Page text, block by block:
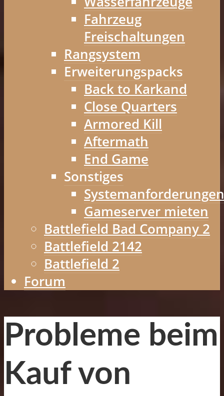
Fahrzeug
Freischaltungen
Rangsystem
Erweiterungspacks
Back to Karkand
Close Quarters
Armored Kill
Aftermath
End Game
Sonstiges
Systemanforderungen
Gameserver mieten
Battlefield Bad Company 2
Battlefield 2142
Battlefield 2
Forum
Probleme beim
Kauf von